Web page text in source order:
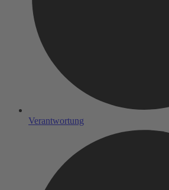
Verantwortung